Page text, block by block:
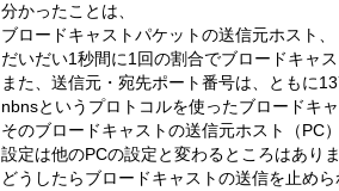
分かったことは、
ブロードキャストパケットの送信元ホスト、
だいだい1秒間に1回の割合でブロードキャ
また、送信元・宛先ポート番号は、ともに
nbnsというプロトコルを使ったブロードキャ
そのブロードキャストの送信元ホスト（PC
設定は他のPCの設定と変わるところはあり
どうしたらブロードキャストの送信を止め